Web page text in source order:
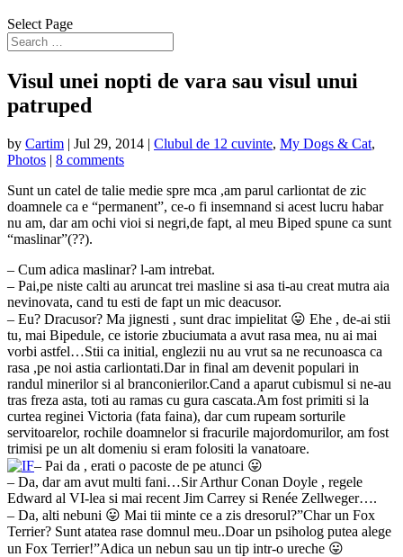
Select Page
Visul unei nopti de vara sau visul unui
patruped
by Cartim | Jul 29, 2014 | Clubul de 12 cuvinte, My Dogs & Cat,
Photos | 8 comments
Sunt un catel de talie medie spre mca ,am parul carliontat de zic
doamnele ca e “permanent”, ce-o fi insemnand si acest lucru habar
nu am, dar am ochi vioi si negri,de fapt, al meu Biped spune ca sunt
“maslinar”(??).
– Cum adica maslinar? l-am intrebat.
– Pai,pe niste calti au aruncat trei masline si asa ti-au creat mutra aia
nevinovata, cand tu esti de fapt un mic deacusor.
– Eu? Dracusor? Ma jignesti , sunt drac impielitat 😛 Ehe , de-ai stii
tu, mai Bipedule, ce istorie zbuciumata a avut rasa mea, nu ai mai
vorbi astfel…Stii ca initial, englezii nu au vrut sa ne recunoasca ca
rasa ,pe noi astia carliontati.Dar in final am devenit populari in
randul minerilor si al branconierilor.Cand a aparut cubismul si ne-au
tras freza asta, toti au ramas cu gura cascata.Am fost primiti si la
curtea reginei Victoria (fata faina), dar cum rupeam sorturile
servitoarelor, rochile doamnelor si fracurile majordomurilor, am fost
trimisi pe un alt domeniu si eram folositi la vanatoare.
– Pai da , erati o pacoste de pe atunci 😛
– Da, dar am avut multi fani…Sir Arthur Conan Doyle , regele
Edward al VI-lea si mai recent Jim Carrey si Renée Zellweger….
– Da, alti nebuni 😛 Mai tii minte ce a zis dresorul?”Char un Fox
Terrier? Sunt atatea rase domnul meu..Doar un psiholog putea alege
un Fox Terrier!”Adica un nebun sau un tip intr-o ureche 😛